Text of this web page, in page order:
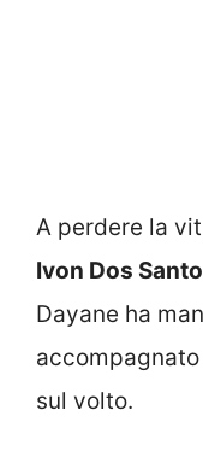
A perdere la
Ivon Dos
Dayane ha
sul volto.